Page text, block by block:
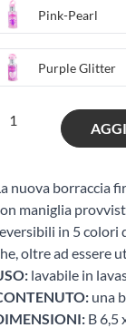
Pink-Pearl
Purple Glitter
Girabrilla
nuova borraccia
maniglia
in 5 colori
oltre ad essere
lavabile in
una
B 6,5